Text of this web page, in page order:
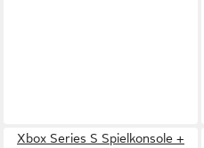
Xbox Series S Spielkonsole +